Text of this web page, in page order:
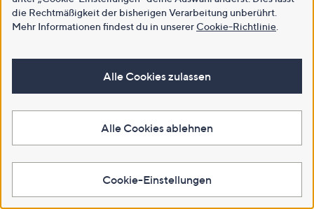
die Rechtmäßigkeit der bisherigen Verarbeitung unberührt.
Mehr Informationen findest du in unsererCookie-Richtlinie
Alle Cookies zulassen
Alle Cookies ablehnen
Cookie-Einstellungen